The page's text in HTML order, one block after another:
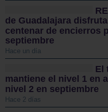
de Guadalajara
centenar de encierros
septiembre
Hace un día
El
mantiene el nivel 1 en
nivel 2 en septiembre
Hace 2 días